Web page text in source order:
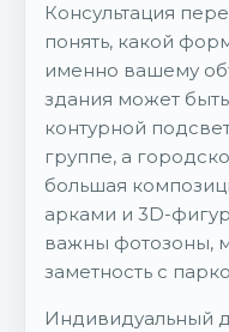
Консультация
понять, какой
именно вашему
здания может
контурной
группе, а
большая
арками и 3D-
важны фотозоны,
заметность с
Индивидуальный